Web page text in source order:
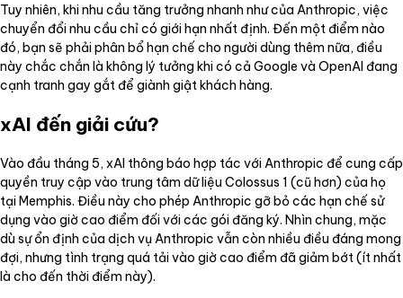
Tuy nhiên, khi nhu cầu tăng trưởng nhanh như của Anthropic, việc
chuyển đổi nhu cầu chỉ có giới hạn nhất định. Đến một điểm nào
đó, bạn sẽ phải phân bổ hạn chế cho người dùng thêm nữa, điều
này chắc chắn là không lý tưởng khi có cả Google và OpenAI đang
cạnh tranh gay gắt để giành giật khách hàng.
xAI đến giải cứu?
Vào đầu tháng 5, xAI thông báo hợp tác với Anthropic để cung cấp
quyền truy cập vào trung tâm dữ liệu Colossus 1 (cũ hơn) của họ
tại Memphis. Điều này cho phép Anthropic gỡ bỏ các hạn chế sử
dụng vào giờ cao điểm đối với các gói đăng ký. Nhìn chung, mặc
dù sự ổn định của dịch vụ Anthropic vẫn còn nhiều điều đáng mong
đợi, nhưng tình trạng quá tải vào giờ cao điểm đã giảm bớt (ít nhất
là cho đến thời điểm này).